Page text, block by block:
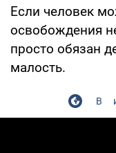
Если человек
освобождения
просто обязан
малость.